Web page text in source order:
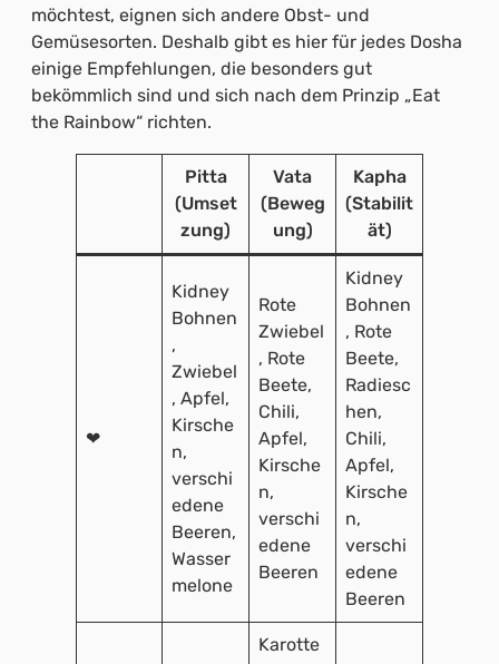
möchtest, eignen sich andere Obst- und
Gemüsesorten. Deshalb gibt es hier für jedes Dosha
einige Empfehlungen, die besonders gut
bekömmlich sind und sich nach dem Prinzip „Eat
the Rainbow“ richten.
Pitta
(Umset
zung)
Vata
(Beweg
ung)
Kapha
(Stabilit
ät)
❤
Kidney
Bohnen
,
Zwiebel
, Apfel,
Kirsche
n,
verschi
edene
Beeren,
Wasser
melone
Rote
Zwiebel
, Rote
Beete,
Chili,
Apfel,
Kirsche
n,
verschi
edene
Beeren
Kidney
Bohnen
, Rote
Beete,
Radiesc
hen,
Chili,
Apfel,
Kirsche
n,
verschi
edene
Beeren
Karotte